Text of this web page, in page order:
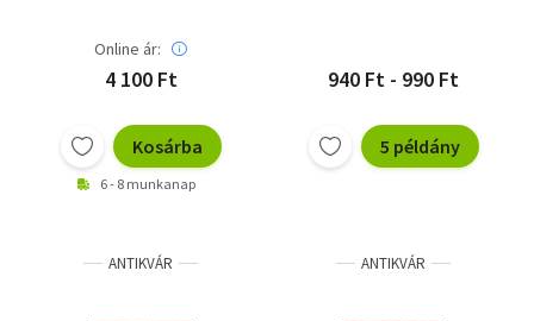
Online ár:
4 100 Ft
Kosárba
6 - 8 munkanap
940 Ft - 990 Ft
5 példány
ANTIKVÁR ANTIKVÁR